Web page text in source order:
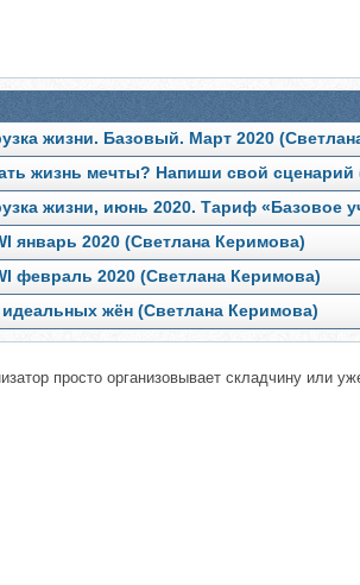
жизни. Базовый. Март 2020
жизнь мечты? Напиши свой сценарий
жизни, июнь 2020. Тариф «Базовое
январь 2020 (Светлана Керимова)
февраль 2020 (Светлана Керимова)
жён (Светлана Керимова)
просто организовывает складчину или